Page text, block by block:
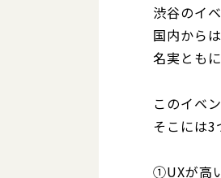
渋谷のイ
国内から
名実とも
このイベ
そこには3
①UXが高